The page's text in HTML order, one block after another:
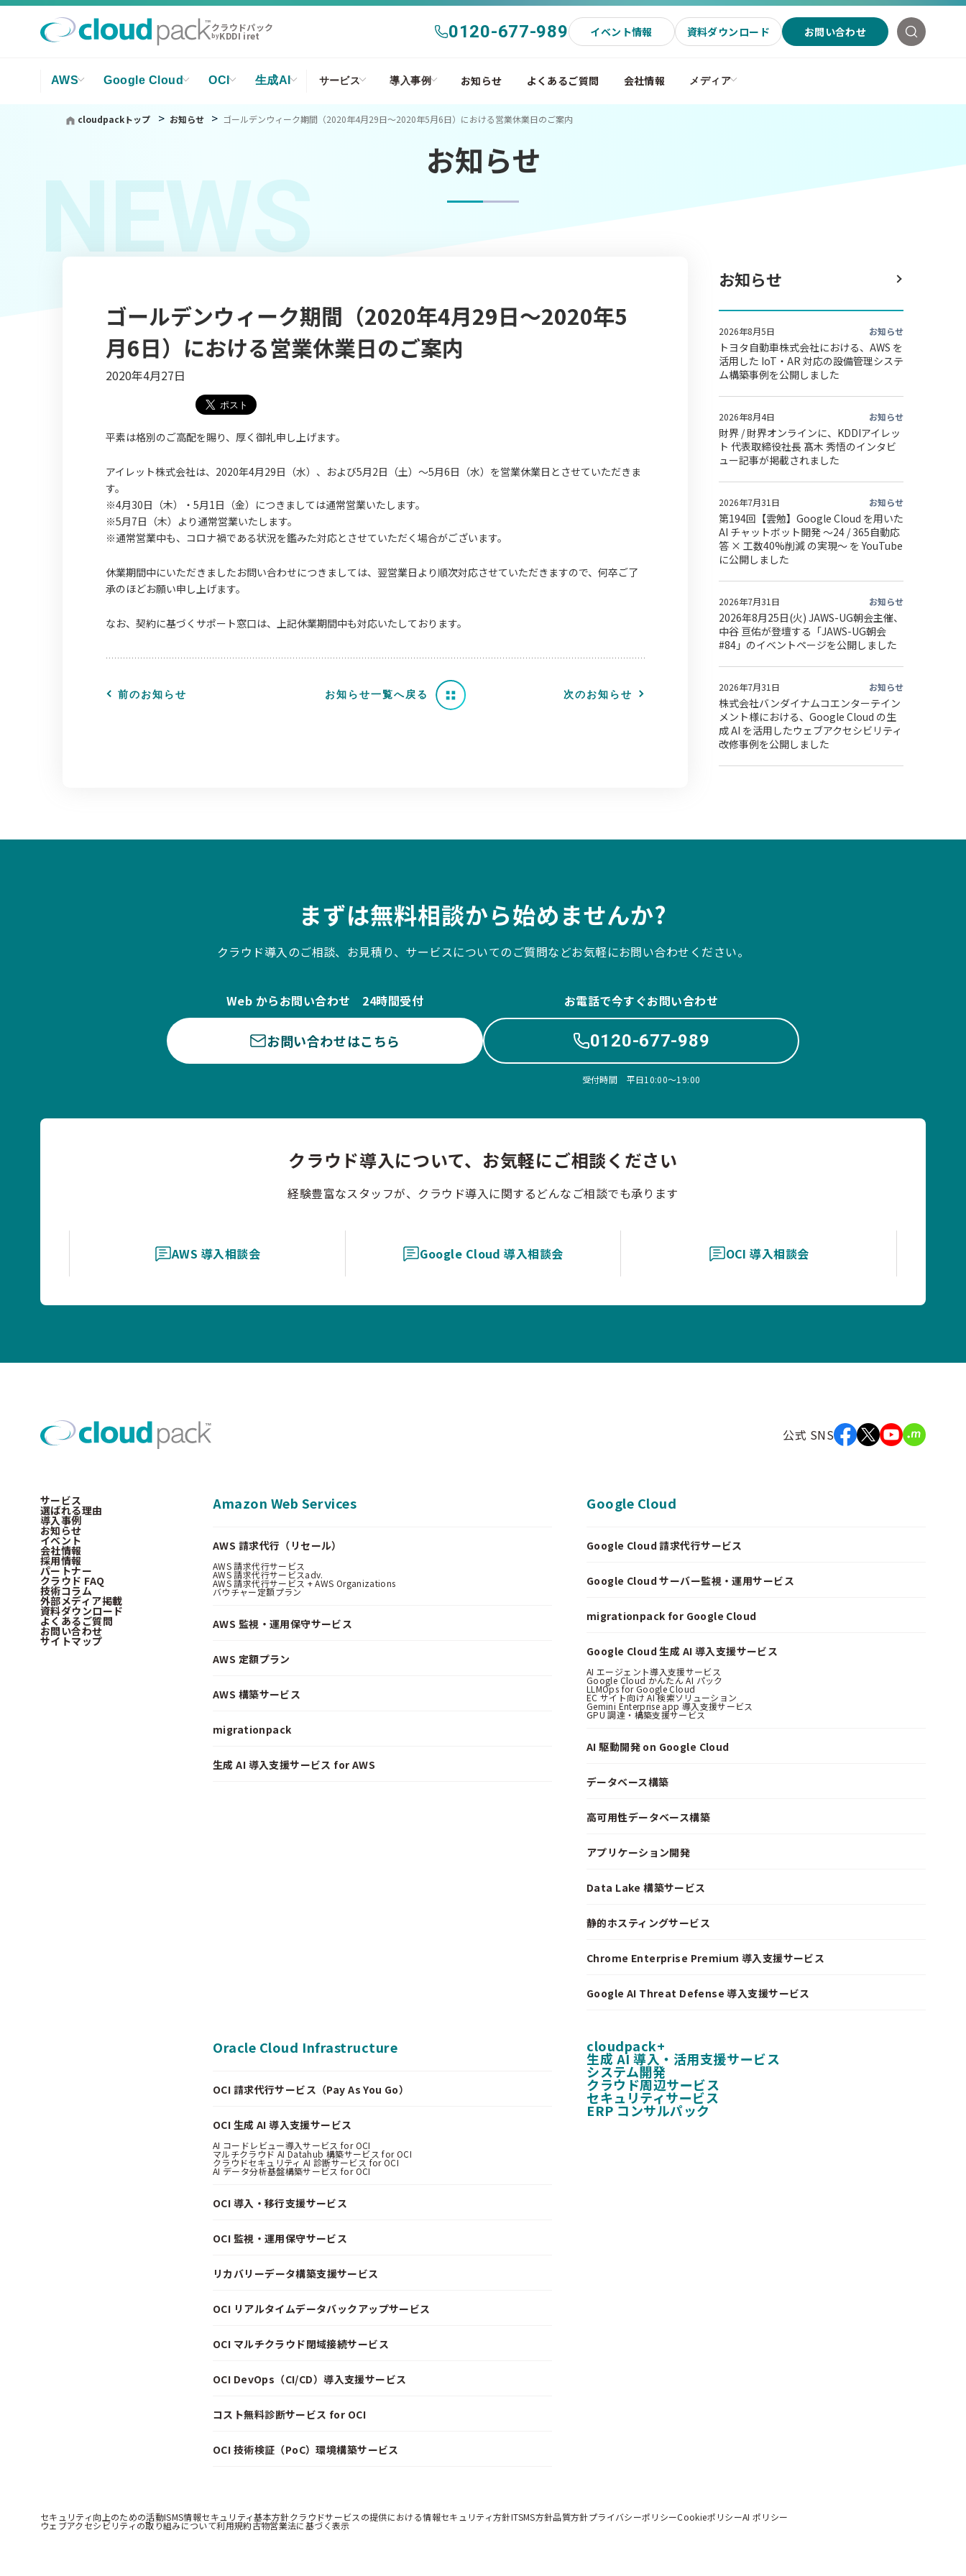
クラウドパック
byKDDI iret 0120-677-989 イベント情報 資料ダウンロード お問い合わせ
AWS Google Cloud OCI 生成AI サービス 導入事例 お知らせ よくあるご質問 会社情報 メディア
cloudpackトップ お知らせ ゴールデンウィーク期間（2020年4月29日〜2020年5月6日）における営業休業日のご案内
お知らせ
NEWS
ゴールデンウィーク期間（2020年4月29日〜2020年5
月6日）における営業休業日のご案内
2020年4月27日
平素は格別のご高配を賜り、厚く御礼申し上げます。
アイレット株式会社は、2020年4月29日（水）、および5月2日（土）〜5月6日（水）を営業休業日とさせていただきま
す。
※4月30日（木）・5月1日（金）につきましては通常営業いたします。
※5月7日（木）より通常営業いたします。
※通常営業中も、コロナ禍である状況を鑑みた対応とさせていただく場合がございます。
休業期間中にいただきましたお問い合わせにつきましては、翌営業日より順次対応させていただきますので、何卒ご了
承のほどお願い申し上げます。
なお、契約に基づくサポート窓口は、上記休業期間中も対応いたしております。
前のお知らせ お知らせ一覧へ戻る 次のお知らせ
お知らせ
2026年8月5日 お知らせ
トヨタ自動車株式会社における、AWS を
活用した IoT・AR 対応の設備管理システ
ム構築事例を公開しました
2026年8月4日 お知らせ
財界 / 財界オンラインに、KDDIアイレッ
ト 代表取締役社長 髙木 秀悟のインタビ
ュー記事が掲載されました
2026年7月31日 お知らせ
第194回【雲勉】Google Cloud を用いた
AI チャットボット開発 〜24 / 365自動応
答 × 工数40%削減 の実現〜 を YouTube
に公開しました
2026年7月31日 お知らせ
2026年8月25日(火) JAWS-UG朝会主催、
中谷 亘佑が登壇する「JAWS-UG朝会
#84」のイベントページを公開しました
2026年7月31日 お知らせ
株式会社バンダイナムコエンターテイン
メント様における、Google Cloud の生
成 AI を活用したウェブアクセシビリティ
改修事例を公開しました
まずは無料相談から始めませんか?
クラウド導入のご相談、お見積り、サービスについてのご質問などお気軽にお問い合わせください。
Web からお問い合わせ 24時間受付
お問い合わせはこちら
お電話で今すぐお問い合わせ
0120-677-989
受付時間 平日10:00〜19:00
クラウド導入について、お気軽にご相談ください
経験豊富なスタッフが、クラウド導入に関するどんなご相談でも承ります
AWS 導入相談会 Google Cloud 導入相談会 OCI 導入相談会
公式 SNS
サービス
選ばれる理由
導入事例
お知らせ
イベント
会社情報
採用情報
パートナー
クラウド FAQ
技術コラム
外部メディア掲載
資料ダウンロード
よくあるご質問
お問い合わせ
サイトマップ
Amazon Web Services
AWS 請求代行（リセール）
AWS 請求代行サービス
AWS 請求代行サービスadv.
AWS 請求代行サービス + AWS Organizations
バウチャー定額プラン
AWS 監視・運用保守サービス
AWS 定額プラン
AWS 構築サービス
migrationpack
生成 AI 導入支援サービス for AWS
Google Cloud
Google Cloud 請求代行サービス
Google Cloud サーバー監視・運用サービス
migrationpack for Google Cloud
Google Cloud 生成 AI 導入支援サービス
AI エージェント導入支援サービス
Google Cloud かんたん AI パック
LLMOps for Google Cloud
EC サイト向け AI 検索ソリューション
Gemini Enterprise app 導入支援サービス
GPU 調達・構築支援サービス
AI 駆動開発 on Google Cloud
データベース構築
高可用性データベース構築
アプリケーション開発
Data Lake 構築サービス
静的ホスティングサービス
Chrome Enterprise Premium 導入支援サービス
Google AI Threat Defense 導入支援サービス
Oracle Cloud Infrastructure
OCI 請求代行サービス（Pay As You Go）
OCI 生成 AI 導入支援サービス
AI コードレビュー導入サービス for OCI
マルチクラウド AI Datahub 構築サービス for OCI
クラウドセキュリティ AI 診断サービス for OCI
AI データ分析基盤構築サービス for OCI
OCI 導入・移行支援サービス
OCI 監視・運用保守サービス
リカバリーデータ構築支援サービス
OCI リアルタイムデータバックアップサービス
OCI マルチクラウド閉域接続サービス
OCI DevOps（CI/CD）導入支援サービス
コスト無料診断サービス for OCI
OCI 技術検証（PoC）環境構築サービス
cloudpack+
生成 AI 導入・活用支援サービス
システム開発
クラウド周辺サービス
セキュリティサービス
ERP コンサルパック
セキュリティ向上のための活動ISMS情報セキュリティ基本方針クラウドサービスの提供における情報セキュリティ方針ITSMS方針品質方針プライバシーポリシーCookieポリシーAI ポリシー
ウェブアクセシビリティの取り組みについて利用規約古物営業法に基づく表示